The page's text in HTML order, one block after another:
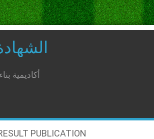
أكاديمية
PUBLICATION